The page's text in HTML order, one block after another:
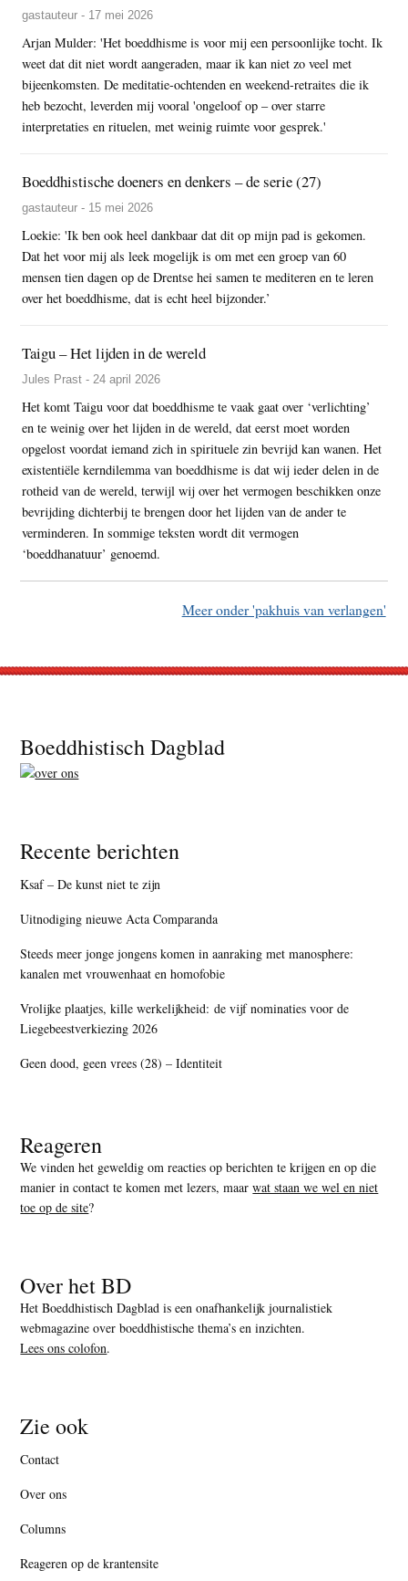
gastauteur - 17 mei 2026
Arjan Mulder: 'Het boeddhisme is voor mij een persoonlijke tocht. Ik
weet dat dit niet wordt aangeraden, maar ik kan niet zo veel met
bijeenkomsten. De meditatie-ochtenden en weekend-retraites die ik
heb bezocht, leverden mij vooral 'ongeloof op – over starre
interpretaties en rituelen, met weinig ruimte voor gesprek.'
Boeddhistische doeners en denkers – de serie (27)
gastauteur - 15 mei 2026
Loekie: 'Ik ben ook heel dankbaar dat dit op mijn pad is gekomen.
Dat het voor mij als leek mogelijk is om met een groep van 60
mensen tien dagen op de Drentse hei samen te mediteren en te leren
over het boeddhisme, dat is echt heel bijzonder.’
Taigu – Het lijden in de wereld
Jules Prast - 24 april 2026
Het komt Taigu voor dat boeddhisme te vaak gaat over ‘verlichting’
en te weinig over het lijden in de wereld, dat eerst moet worden
opgelost voordat iemand zich in spirituele zin bevrijd kan wanen. Het
existentiële kerndilemma van boeddhisme is dat wij ieder delen in de
rotheid van de wereld, terwijl wij over het vermogen beschikken onze
bevrijding dichterbij te brengen door het lijden van de ander te
verminderen. In sommige teksten wordt dit vermogen
‘boeddhanatuur’ genoemd.
Meer onder 'pakhuis van verlangen'
Footer
Boeddhistisch Dagblad
Recente berichten
Ksaf – De kunst niet te zijn
Uitnodiging nieuwe Acta Comparanda
Steeds meer jonge jongens komen in aanraking met manosphere:
kanalen met vrouwenhaat en homofobie
Vrolijke plaatjes, kille werkelijkheid: de vijf nominaties voor de
Liegebeestverkiezing 2026
Geen dood, geen vrees (28) – Identiteit
Reageren
We vinden het geweldig om reacties op berichten te krijgen en op die
manier in contact te komen met lezers, maarwat staan we wel en niet
toe op de site?
Over het BD
Het Boeddhistisch Dagblad is een onafhankelijk journalistiek
webmagazine over boeddhistische thema’s en inzichten.
Lees ons colofon.
Zie ook
Contact
Over ons
Columns
Reageren op de krantensite